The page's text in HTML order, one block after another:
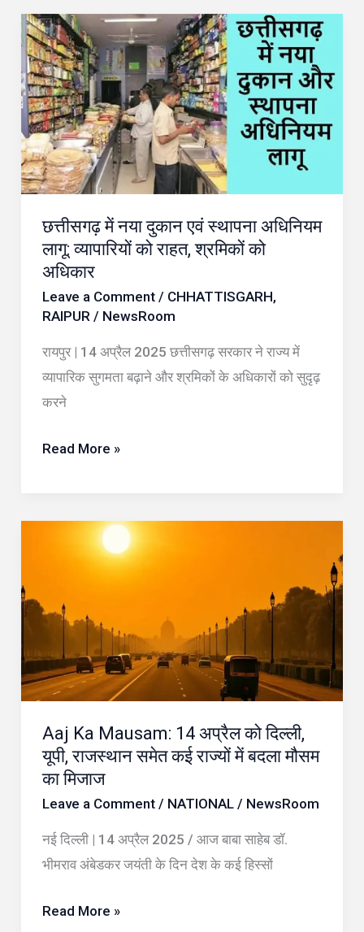
छत्तीसगढ़ में नया दुकान एवं स्थापना अधिनियम
लागू: व्यापारियों को राहत, श्रमिकों को
अधिकार
Leave a Comment / CHHATTISGARH,
RAIPUR/ NewsRoom
रायपुर | 14 अप्रैल 2025 छत्तीसगढ़ सरकार ने राज्य में
व्यापारिक सुगमता बढ़ाने और श्रमिकों के अधिकारों को सुदृढ़
करने
छत्तीसगढ़
में
नया
दुकान
एवं
स्थापना
अधिनियम
व्यापारियों
को
राहत,
श्रमिकों
अधिकार
Read More »
Aaj Ka Mausam: 14 अप्रैल को दिल्ली,
यूपी, राजस्थान समेत कई राज्यों में बदला मौसम
का मिजाज
Leave a Comment / NATIONAL/ NewsRoom
नई दिल्ली | 14 अप्रैल 2025 / आज बाबा साहेब डॉ.
भीमराव अंबेडकर जयंती के दिन देश के कई हिस्सों
14
अप्रैल
को
दिल्ली,
राजस्थान
समेत
कई
राज्यों
में
बदला
का
Read More »